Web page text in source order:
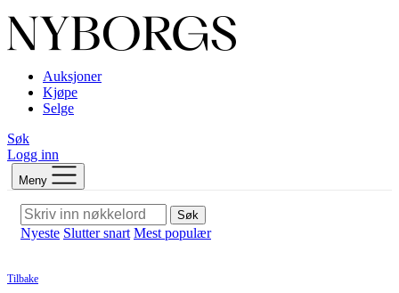
Auksjoner
Kjøpe
Selge
Søk
Logg inn
Meny
Søk
Nyeste Slutter snart Mest populær
Tilbake